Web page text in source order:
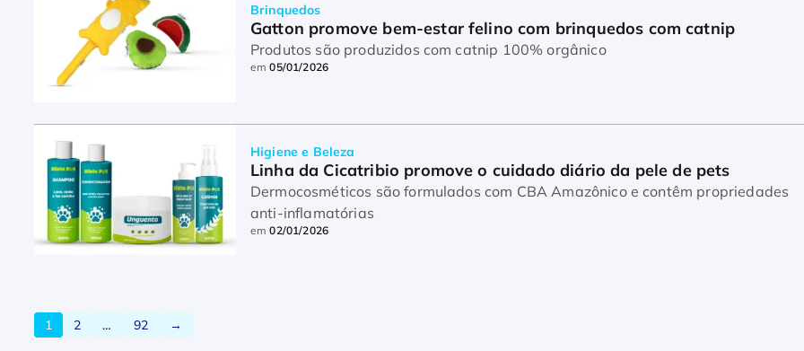
Brinquedos
Gatton promove bem-estar felino com brinquedos com catnip
Produtos são produzidos com catnip 100% orgânico
em05/01/2026
Higiene e Beleza
Linha da Cicatribio promove o cuidado diário da pele de pets
Dermocosméticos são formulados com CBA Amazônico e contêm propriedades
anti-inflamatórias
em02/01/2026
1 2 … 92 →